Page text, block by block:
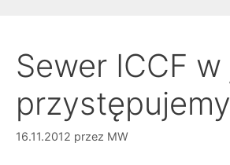
Sewer ICCF
16.11.2012 przez MW